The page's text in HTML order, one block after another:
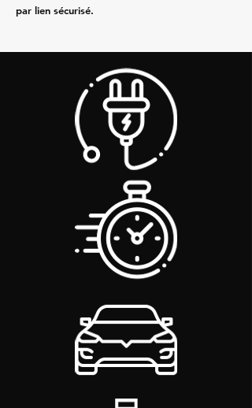
par lien sécurisé.